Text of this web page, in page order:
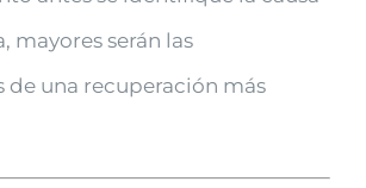
mayores serán las
de una recuperación más